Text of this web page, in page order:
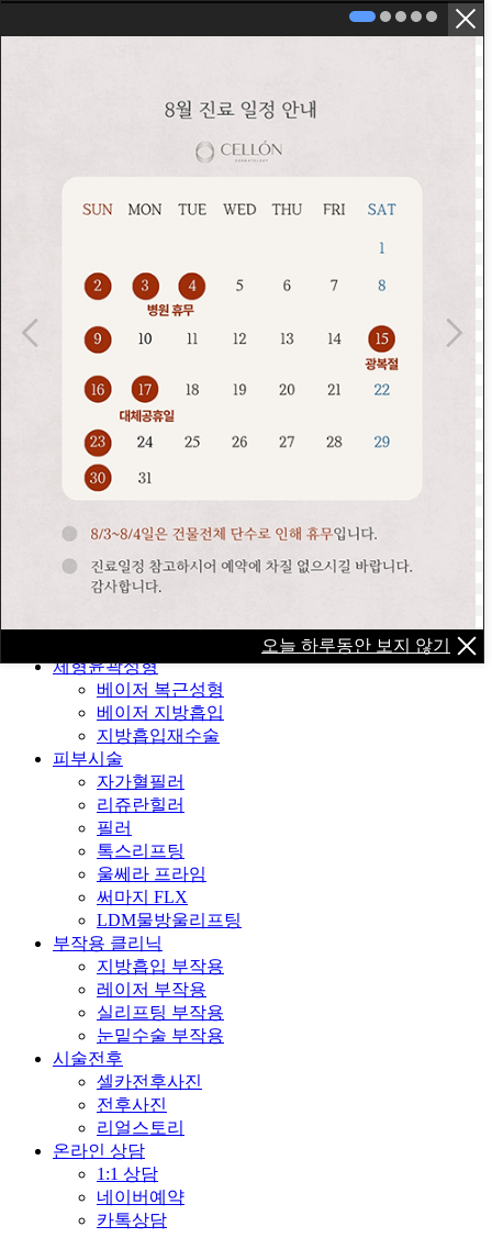
첨단재생의료지정병원이란?
강승훈 원장 이야기
의료진 소개
미디어 / 공지사항
오시는 길/진료안내
줄기세포&재생의학
줄기세포 연구소
지방유래 배양 줄기세포
고압산소 치료
셀레이브(SELAVE) 치료
콜라겐 재생 치료
엑소좀
얼굴윤곽성형
줄기세포 지방이식
트리플 락 실리프팅
실루엣소프트
체형윤곽성형
베이저 복근성형
베이저 지방흡입
지방흡입재수술
피부시술
자가혈필러
리쥬란힐러
필러
톡스리프팅
울쎄라 프라임
써마지 FLX
LDM물방울리프팅
부작용 클리닉
지방흡입 부작용
레이저 부작용
실리프팅 부작용
눈밑수술 부작용
시술전후
셀카전후사진
전후사진
리얼스토리
온라인 상담
1:1 상담
네이버예약
카톡상담
오늘 하루동안 보지 않기